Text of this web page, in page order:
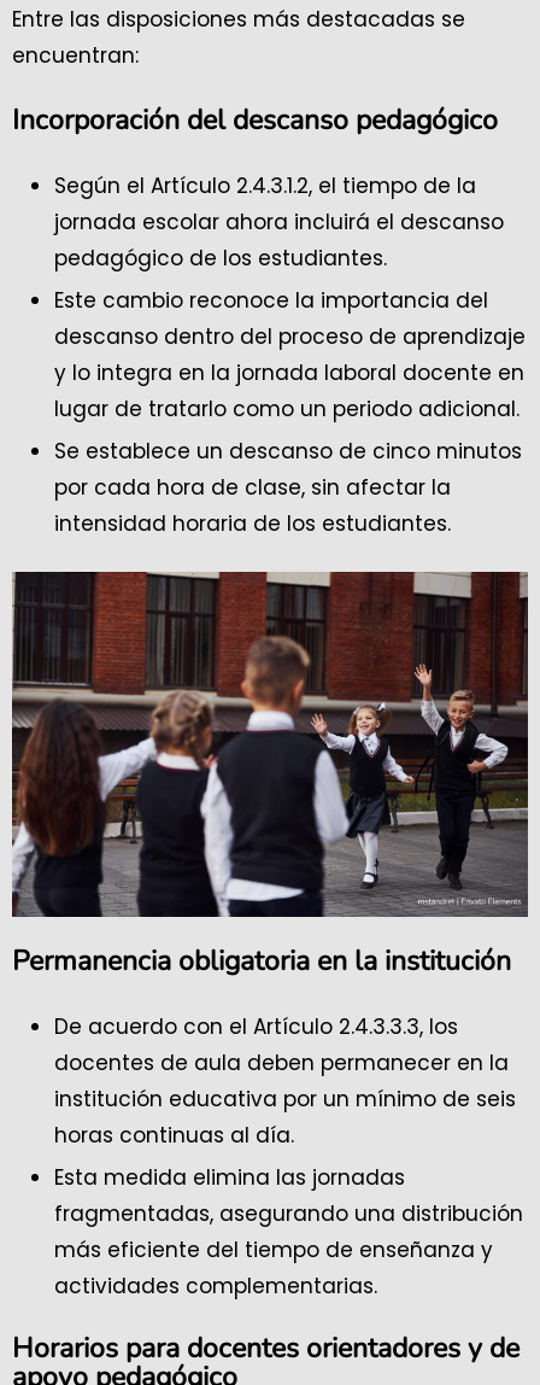
Entre las disposiciones más destacadas se
encuentran:
Incorporación del descanso pedagógico
Según el Artículo 2.4.3.1.2, el tiempo de la
jornada escolar ahora incluirá el descanso
pedagógico de los estudiantes.
Este cambio reconoce la importancia del
descanso dentro del proceso de aprendizaje
y lo integra en la jornada laboral docente en
lugar de tratarlo como un periodo adicional.
Se establece un descanso de cinco minutos
por cada hora de clase, sin afectar la
intensidad horaria de los estudiantes.
Permanencia obligatoria en la institución
De acuerdo con el Artículo 2.4.3.3.3, los
docentes de aula deben permanecer en la
institución educativa por un mínimo de seis
horas continuas al día.
Esta medida elimina las jornadas
fragmentadas, asegurando una distribución
más eficiente del tiempo de enseñanza y
actividades complementarias.
Horarios para docentes orientadores y de
apoyo pedagógico